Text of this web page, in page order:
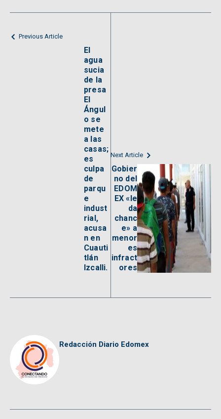
Previous Article
El
agua
sucia
de la
presa
El
Ángul
o se
mete
a las
casas;
es
culpa
de
parqu
e
indust
rial,
acusa
n en
Cuauti
tlán
Izcalli.
Next Article
Gobier
no del
EDOM
EX «le
da
chanc
e» a
menor
es
infract
ores
Redacción Diario Edomex